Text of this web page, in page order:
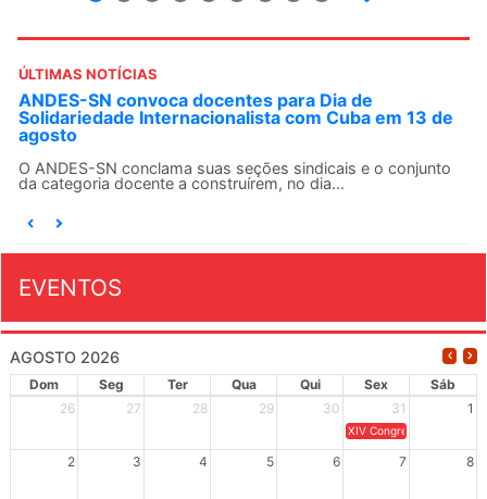
ÚLTIMAS NOTÍCIAS
ANDES-SN convoca docentes para Dia de
Solidariedade Internacionalista com Cuba em 13 de
agosto
O ANDES-SN conclama suas seções sindicais e o conjunto
da categoria docente a construírem, no dia...
EVENTOS
AGOSTO 2026
Dom Seg Ter Qua Qui Sex
Sáb
26
27 28 29 30 31 1
XIV Congresso Brasileiro
2 3 4 5 6 7 8